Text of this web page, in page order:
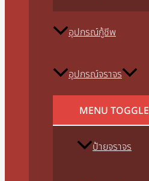
อุปกรณ์กู้ชีพ
อุปกรณ์จราจร
MENU TOGGLE
ป้ายจราจร